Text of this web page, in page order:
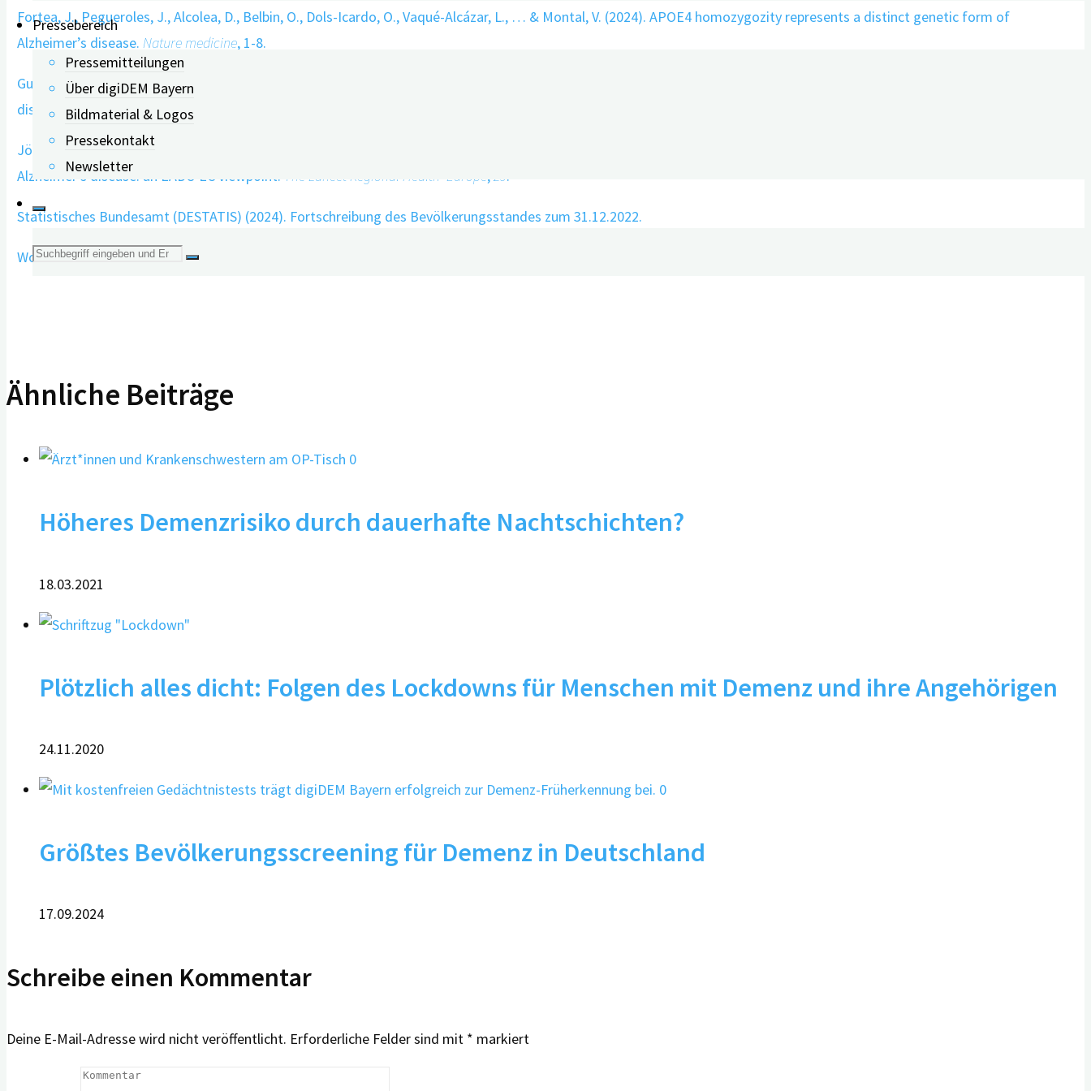
Pressebereich
Pressemitteilungen
Über digiDEM Bayern
Bildmaterial & Logos
Pressekontakt
Newsletter
Suche
Fortea, J., Pegueroles, J., Alcolea, D., Belbin, O., Dols-Icardo, O., Vaqué-Alcázar, L., … & Montal, V. (2024). APOE4 homozygozity represents a distinct genetic form of
Alzheimer’s disease.Nature medicine, 1-8.
Gustavsson, A., Norton, N., Fast, T., Frölich, L., Georges, J., Holzapfel, D., … & van der Flier, W. M. (2023). Global estimates on the number of persons across the Alzheimer’s
disease continuum.Alzheimer’s & Dementia
Jönsson, L., Wimo, A., Handels, R., Johansson, G., Boada, M., Engelborghs, S., … & Winblad, B. (2023). The affordability of lecanemab, an amyloid-targeting therapy for
Alzheimer’s disease: an EADC-EC viewpoint. The Lancet Regional Health–Europe,29.
Statistisches Bundesamt (DESTATIS) (2024). Fortschreibung des Bevölkerungsstandes zum 31.12.2022.
World Health Organization (WHO) (2021). Global status report on the public health response to dementia.
Ähnliche Beiträge
0
Höheres Demenzrisiko durch dauerhafte Nachtschichten?
18.03.2021
Plötzlich alles dicht: Folgen des Lockdowns für Menschen mit Demenz und ihre Angehörigen
24.11.2020
0
Größtes Bevölkerungsscreening für Demenz in Deutschland
17.09.2024
Schreibe einen Kommentar
Deine E-Mail-Adresse wird nicht veröffentlicht. Erforderliche Felder sind mit * markiert